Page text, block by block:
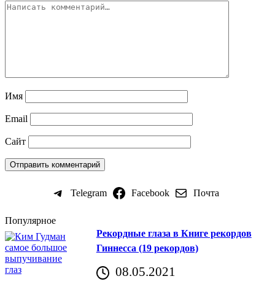
Имя
Email
Сайт
Telegram Facebook Почта
Популярное
Рекордные глаза в Книге рекордов
Гиннесса (19 рекордов)
08.05.2021